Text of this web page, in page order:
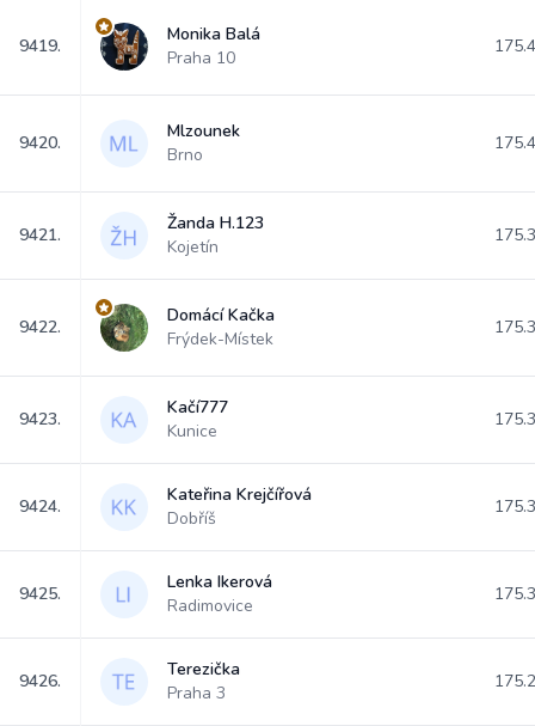
9419.
Monika Balá
Praha 10
9420.
Mlzounek
Brno
9421.
Žanda H.123
Kojetín
9422.
Domácí Kačka
Frýdek-Místek
9423.
Kačí777
Kunice
9424.
Kateřina Krejčířová
Dobříš
9425.
Lenka Ikerová
Radimovice
9426.
Terezička
Praha 3